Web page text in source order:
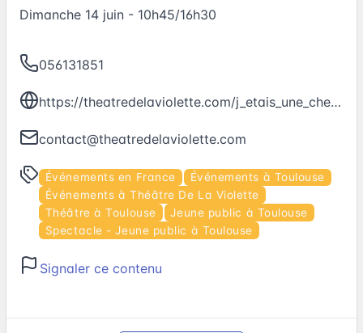
Dimanche 14 juin - 10h45/16h30
056131851
https://theatredelaviolette.com/j_etais_une_chevre-281.html
contact@theatredelaviolette.com
Événements en France
Événements à Toulouse
Événements à Théâtre De La Violette
Théâtre à Toulouse
Jeune public à Toulouse
Spectacle - Jeune public à Toulouse
Signaler ce contenu